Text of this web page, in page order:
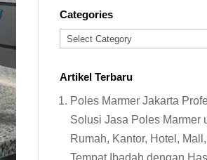
Categories
Categories
Artikel Terbaru
Poles Marmer Jakarta
Solusi Jasa Poles Marmer
Rumah, Kantor, Hotel,
Tempat Ibadah dengan